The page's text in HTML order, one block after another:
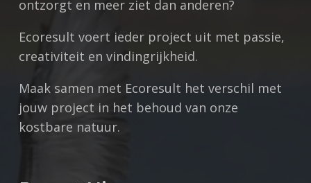
ontzorgt en meer ziet dan anderen?
Ecoresult voert ieder project uit met passie,
creativiteit en vindingrijkheid.
Maak samen met Ecoresult het verschil met
jouw project in het behoud van onze
kostbare natuur.